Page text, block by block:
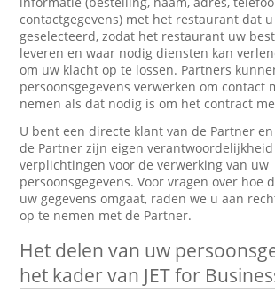
contactgegevens) met het restaurant dat
geselecteerd, zodat het restaurant uw
leveren en waar nodig diensten kan
om uw klacht op te lossen. Partners
persoonsgegevens verwerken om contact
nemen als dat nodig is om het contract
U bent een directe klant van de Partner
de Partner zijn eigen
verplichtingen voor de verwerking van uw
persoonsgegevens. Voor vragen over hoe
uw gegevens omgaat, raden we u aan
op te nemen met de Partner.
Het delen van uw
het kader van JET for